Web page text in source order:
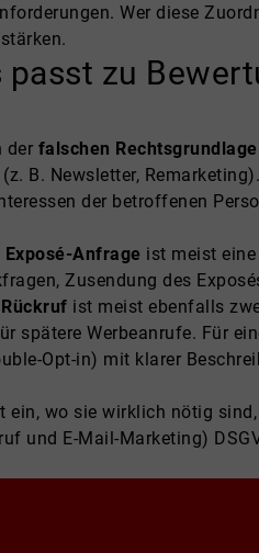
Wer diese
zu
der falschen Rechtsgrundlage
B. Newsletter, Remarketing).
der betroffenen
Exposé-Anfrage ist meist
Zusendung des
Rückruf ist meist ebenfalls
spätere Werbeanrufe. Für
Opt-in) mit klarer
ein, wo sie wirklich nötig
und E-Mail-Marketing)